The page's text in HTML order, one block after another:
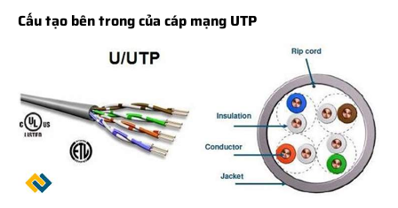
Cấu tạo bên trong của cáp mạng UTP